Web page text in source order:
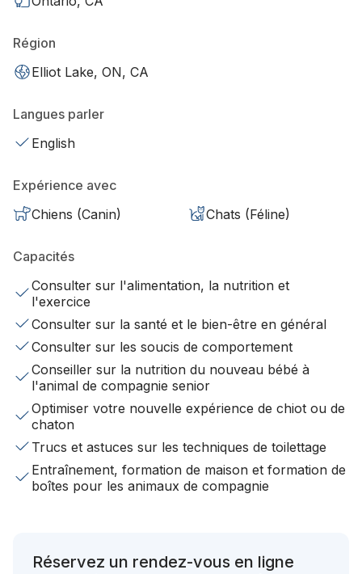
Région
Elliot Lake, ON, CA
Langues parler
English
Expérience avec
Chiens (Canin)
Chats (Féline)
Capacités
Consulter sur l'alimentation, la nutrition et
l'exercice
Consulter sur la santé et le bien-être en général
Consulter sur les soucis de comportement
Conseiller sur la nutrition du nouveau bébé à
l'animal de compagnie senior
Optimiser votre nouvelle expérience de chiot ou de
chaton
Trucs et astuces sur les techniques de toilettage
Entraînement, formation de maison et formation de
boîtes pour les animaux de compagnie
Réservez un rendez-vous en ligne